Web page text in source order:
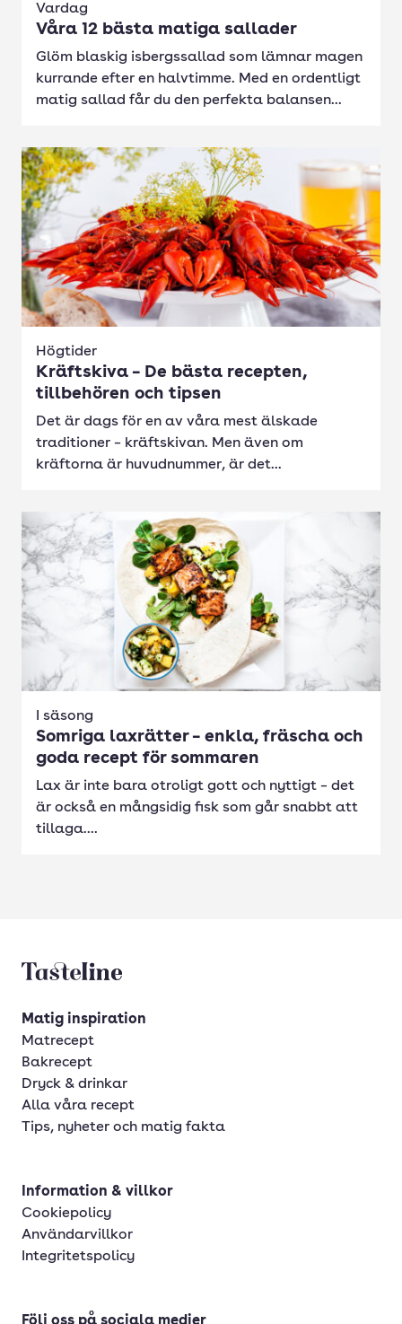
Vardag
Våra 12 bästa matiga sallader
Glöm blaskig isbergssallad som lämnar magen
kurrande efter en halvtimme. Med en ordentligt
matig sallad får du den perfekta balansen...
Högtider
Kräftskiva – De bästa recepten,
tillbehören och tipsen
Det är dags för en av våra mest älskade
traditioner – kräftskivan. Men även om
kräftorna är huvudnummer, är det...
I säsong
Somriga laxrätter – enkla, fräscha och
goda recept för sommaren
Lax är inte bara otroligt gott och nyttigt – det
är också en mångsidig fisk som går snabbt att
tillaga....
Tasteline startsida
Matig inspiration
Matrecept
Bakrecept
Dryck & drinkar
Alla våra recept
Tips, nyheter och matig fakta
Information & villkor
Cookiepolicy
Användarvillkor
Integritetspolicy